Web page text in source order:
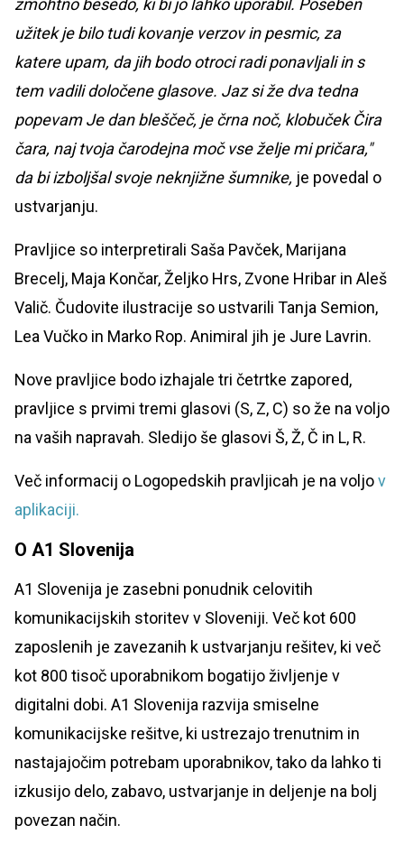
žmohtno besedo, ki bi jo lahko uporabil. Poseben
užitek je bilo tudi kovanje verzov in pesmic, za
katere upam, da jih bodo otroci radi ponavljali in s
tem vadili določene glasove. Jaz si že dva tedna
popevam Je dan bleščeč, je črna noč, klobuček Čira
čara, naj tvoja čarodejna moč vse želje mi pričara,"
da bi izboljšal svoje neknjižne šumnike, je povedal o
ustvarjanju.
Pravljice so interpretirali Saša Pavček, Marijana
Brecelj, Maja Končar, Željko Hrs, Zvone Hribar in Aleš
Valič. Čudovite ilustracije so ustvarili Tanja Semion,
Lea Vučko in Marko Rop. Animiral jih je Jure Lavrin.
Nove pravljice bodo izhajale tri četrtke zapored,
pravljice s prvimi tremi glasovi (S, Z, C) so že na voljo
na vaših napravah. Sledijo še glasovi Š, Ž, Č in L, R.
Več informacij o Logopedskih pravljicah je na voljov
aplikaciji.
O A1 Slovenija
A1 Slovenija je zasebni ponudnik celovitih
komunikacijskih storitev v Sloveniji. Več kot 600
zaposlenih je zavezanih k ustvarjanju rešitev, ki več
kot 800 tisoč uporabnikom bogatijo življenje v
digitalni dobi. A1 Slovenija razvija smiselne
komunikacijske rešitve, ki ustrezajo trenutnim in
nastajajočim potrebam uporabnikov, tako da lahko ti
izkusijo delo, zabavo, ustvarjanje in deljenje na bolj
povezan način.